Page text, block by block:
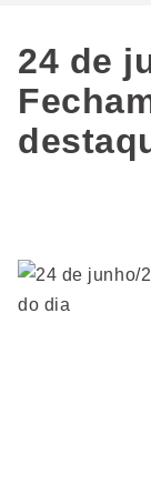
24 de